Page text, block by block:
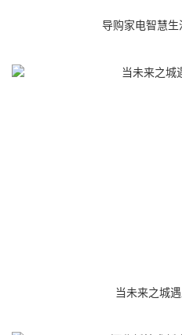
导购家电智慧生
当未来之城